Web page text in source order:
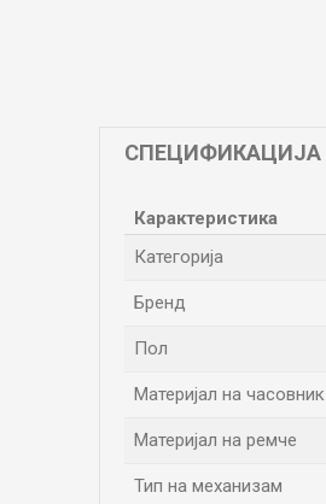
СПЕЦИФИКАЦИЈА
Карактеристика
Категорија
Бренд
Пол
Материјал на часовник
Материјал на ремче
Тип на механизам